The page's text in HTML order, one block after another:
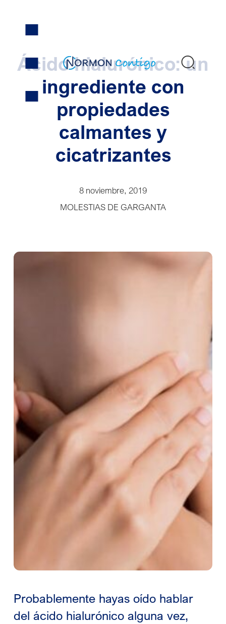
content
Ácido hialurónico: un
ingrediente con
propiedades
calmantes y
cicatrizantes
8 noviembre, 2019
MOLESTIAS DE GARGANTA
Probablemente hayas oído hablar
del ácido hialurónico alguna vez,